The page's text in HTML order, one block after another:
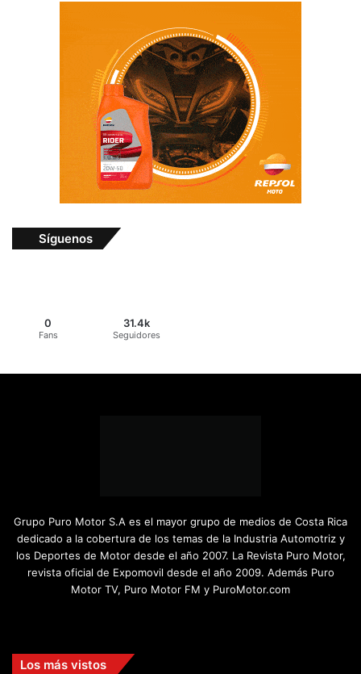
Síguenos
0
Fans
31.4k
Seguidores
Grupo Puro Motor S.A es el mayor grupo de medios de Costa Rica
dedicado a la cobertura de los temas de la Industria Automotriz y
los Deportes de Motor desde el año 2007. La Revista Puro Motor,
revista oficial de Expomovil desde el año 2009. Además Puro
Motor TV, Puro Motor FM y PuroMotor.com
Los más vistos